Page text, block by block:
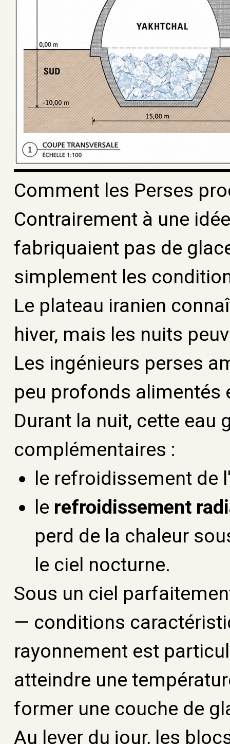
Comment les Perses
Contrairement à une
fabriquaient pas de
simplement les
Le plateau iranien
hiver, mais les nuits
Les ingénieurs perses
peu profonds alimentés
Durant la nuit, cette eau
complémentaires :
le refroidissement de
le refroidissement
perd de la chaleur
le ciel nocturne.
Sous un ciel
— conditions
rayonnement est
atteindre une
former une couche de
Au lever du jour, les